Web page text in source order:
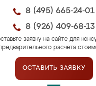
8 (495) 665-24-01
8 (926) 409-68-13
заявку на сайте для
расчёта
ОСТАВИТЬ ЗАЯВКУ